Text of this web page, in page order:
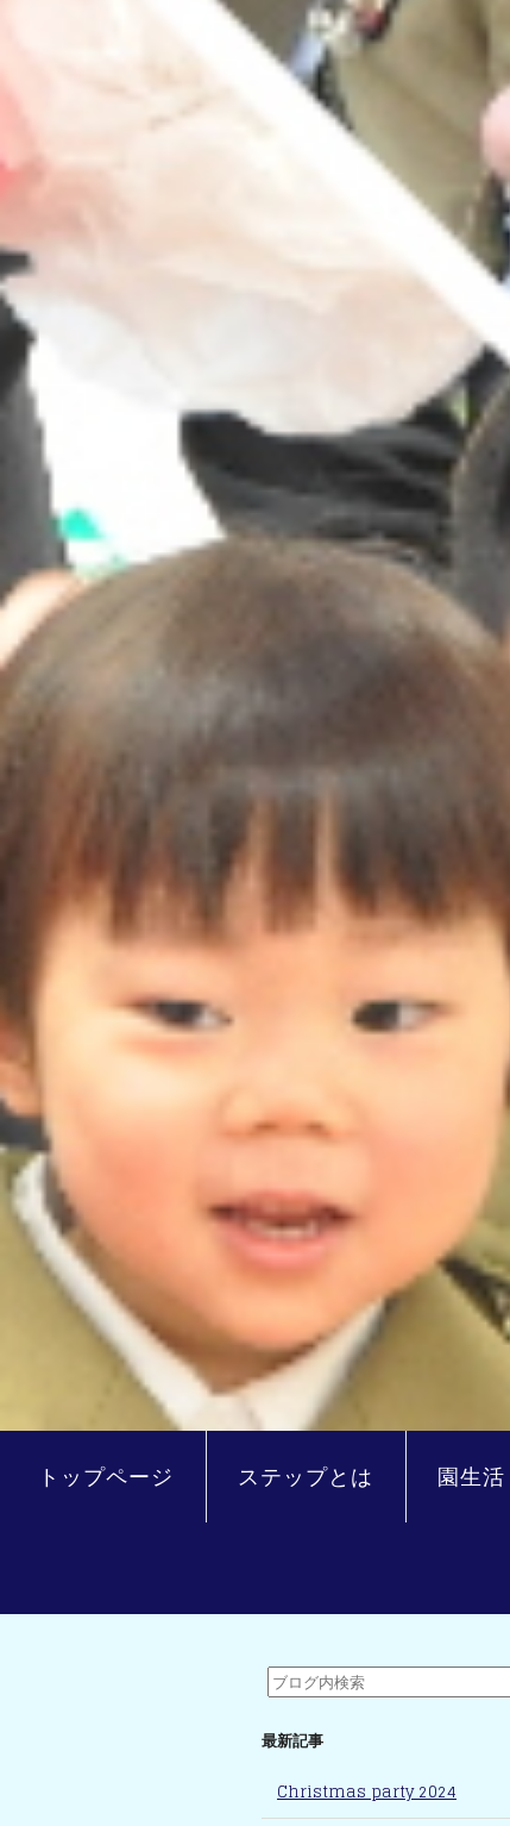
トップページ ステップとは 園生活
最新記事
Christmas party 2024